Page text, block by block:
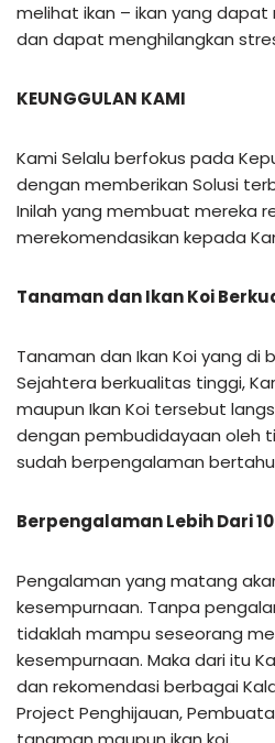
melihat ikan – ikan yang dapat
dan dapat menghilangkan
KEUNGGULAN KAMI
Kami Selalu berfokus pada
dengan memberikan Solusi
Inilah yang membuat mereka
merekomendasikan kepada
Tanaman dan Ikan Koi
Tanaman dan Ikan Koi yang di
Sejahtera berkualitas tinggi,
maupun Ikan Koi tersebut
dengan pembudidayaan oleh
sudah berpengalaman
Berpengalaman Lebih Dari
Pengalaman yang matang
kesempurnaan. Tanpa
tidaklah mampu seseorang
kesempurnaan. Maka dari itu
dan rekomendasi berbagai
Project Penghijauan,